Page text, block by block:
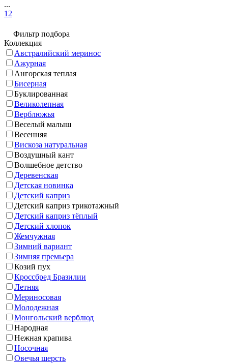
...
12
Фильтр подбора
Коллекция
Австралийский меринос
Ажурная
Ангорская теплая
Бисерная
Буклированная
Великолепная
Верблюжья
Веселый малыш
Весенняя
Вискоза натуральная
Воздушный кант
Волшебное детство
Деревенская
Детская новинка
Детский каприз
Детский каприз трикотажный
Детский каприз тёплый
Детский хлопок
Жемчужная
Зимний вариант
Зимняя премьера
Козий пух
Кроссбред Бразилии
Летняя
Мериносовая
Молодежная
Монгольский верблюд
Народная
Нежная крапива
Носочная
Овечья шерсть